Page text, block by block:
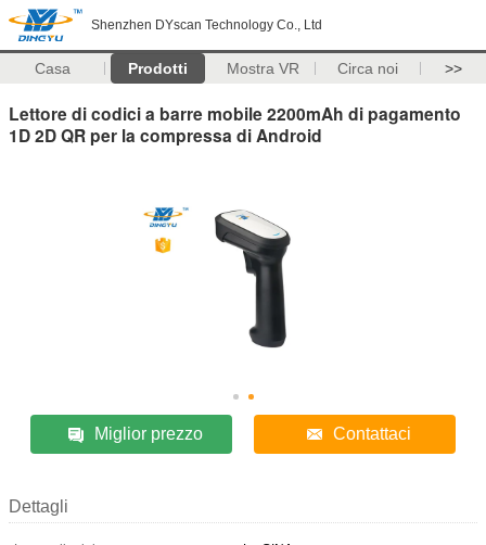
Shenzhen DYscan Technology Co., Ltd
Casa Prodotti Mostra VR Circa noi >>
Lettore di codici a barre mobile 2200mAh di pagamento
1D 2D QR per la compressa di Android
Miglior prezzo Contattaci
Dettagli